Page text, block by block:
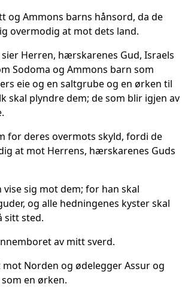
og Ammons barns hånsord, da de
overmodig at mot dets land.
sier Herren, hærskarenes Gud, Israels
Sodoma og Ammons barn som
eie og en saltgrube og en ørken til
skal plyndre dem; de som blir igjen av
for deres overmots skyld, fordi de
at mot Herrens, hærskarenes Guds
sig mot dem; for han skal
og alle hedningenes kyster skal
sitt sted.
av mitt sverd.
Norden og ødelegger Assur og
en ørken.